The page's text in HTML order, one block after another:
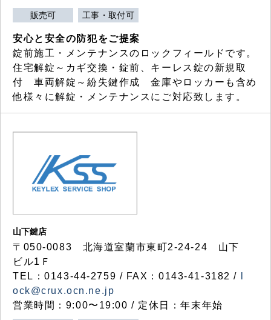
販売可 工事・取付可
安心と安全の防犯をご提案
錠前施工・メンテナンスのロックフィールドです。
住宅解錠～カギ交換・錠前、キーレス錠の新規取
付 車両解錠～紛失鍵作成 金庫やロッカーも含め
他様々に解錠・メンテナンスにご対応致します。
山下鍵店
〒050-0083 北海道室蘭市東町2-24-24 山下
ビル1Ｆ
TEL：0143-44-2759 / FAX：0143-41-3182 /
ock@crux.ocn.ne.jp
営業時間：9:00〜19:00 / 定休日：年末年始